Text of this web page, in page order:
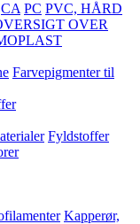
CA PC PVC, HÅRD
OVER
Farvepigmenter til
Fyldstoffer
Kapperør,